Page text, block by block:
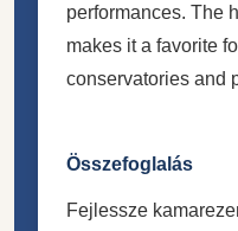
performances. The
makes it a favorite
conservatories and
Összefoglalás
Fejlessze